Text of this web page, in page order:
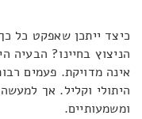
כיצד ייתכן שאפקט כל
הניצוץ בחיינו? הבעיה
אינה מדויקת. פעמים
היתולי וקליל. אך
ומשמעותיים.